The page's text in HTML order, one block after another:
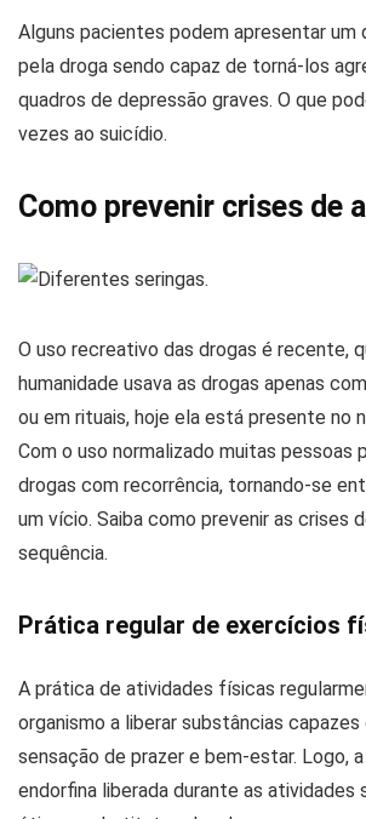
Alguns pacientes podem apresentar um
pela droga sendo capaz de torná-los
quadros de depressão graves. O que
vezes ao suicídio.
Como prevenir crises de
O uso recreativo das drogas é recente,
humanidade usava as drogas apenas
ou em rituais, hoje ela está presente no
Com o uso normalizado muitas pessoas
drogas com recorrência, tornando-se
um vício. Saiba como prevenir as crises
sequência.
Prática regular de exercícios
A prática de atividades físicas
organismo a liberar substâncias capazes
sensação de prazer e bem-estar. Logo,
endorfina liberada durante as atividades